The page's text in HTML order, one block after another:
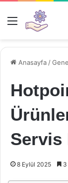
Menü
Anasayfa /
Servis
8 Eylül 2025